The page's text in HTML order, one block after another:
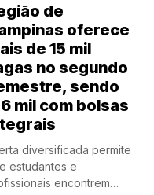
de
oferece
de 15 mil
no segundo
sendo
mil com bolsas
diversificada permite
estudantes e
encontrem